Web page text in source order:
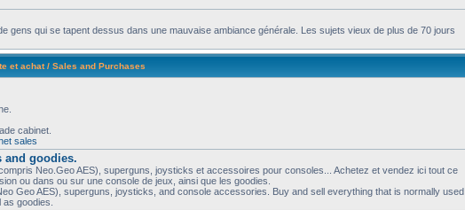
gens qui se tapent dessus dans une mauvaise ambiance générale. Les sujets vieux de plus de 70 jours
et achat / Sales and Purchases
cabinet.
sales
and goodies.
Neo.Geo AES), superguns, joysticks et accessoires pour consoles... Achetez et vendez ici tout ce
ou dans ou sur une console de jeux, ainsi que les goodies.
Geo AES), superguns, joysticks, and console accessories. Buy and sell everything that is normally used
goodies.